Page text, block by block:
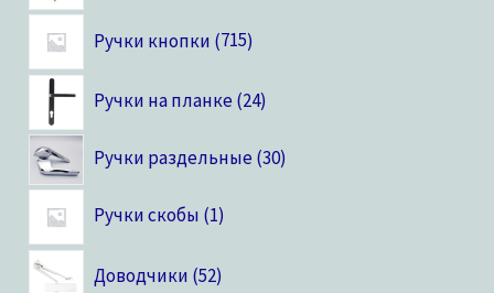
Ручки кнопки 715
Ручки на планке 24
Ручки раздельные 30
Ручки скобы 1
Доводчики 52